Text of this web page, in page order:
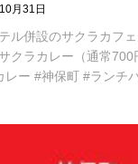
月31日
ル併設のサクラカフ
クラカレー（通常700
レー #神保町 #ランチ